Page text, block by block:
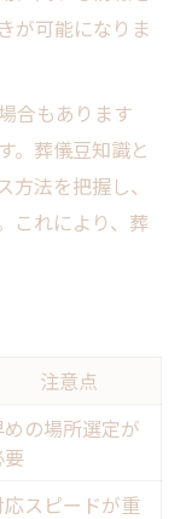
が可能になりま
合もあります
。葬儀豆知識と
法を把握し、
これにより、葬
注意点
めの場所選定が
要
応スピードが重